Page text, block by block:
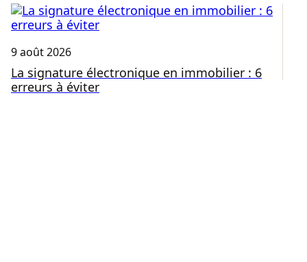
9 août 2026
La signature électronique en immobilier : 6
erreurs à éviter